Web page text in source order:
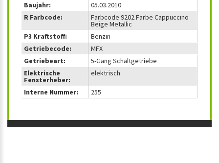
Baujahr:
05.03.2010
R Farbcode:
Farbcode 9202 Farbe Cappuccino
Beige Metallic
P3 Kraftstoff:
Benzin
Getriebecode:
MFX
Getriebeart:
5-Gang Schaltgetriebe
Elektrische
Fensterheber:
elektrisch
Interne Nummer: 255